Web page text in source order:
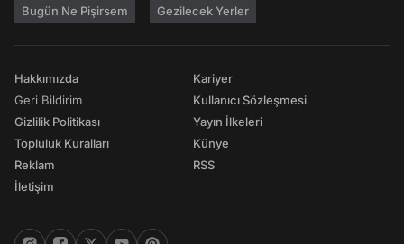
Bugün Ne Pişirsem Gezilecek Yerler
Hakkımızda
Geri Bildirim
Gizlilik Politikası
Topluluk Kuralları
Reklam
İletişim
Kariyer
Kullanıcı Sözleşmesi
Yayın İlkeleri
Künye
RSS